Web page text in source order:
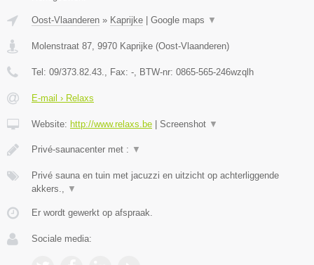
Oost-Vlaanderen » Kaprijke | Google maps ▼
Molenstraat 87 9970 Kaprijke (Oost-Vlaanderen)
Tel: 09/373.82.43. , Fax: - , BTW-nr: 0865-565-246wzqlh
E-mail › Relaxs
Website: http://www.relaxs.be | Screenshot ▼
Privé-saunacenter met : ▼
Privé sauna en tuin met jacuzzi en uitzicht op achterliggende
akkers.,
▼
Er wordt gewerkt op afspraak.
Sociale media: